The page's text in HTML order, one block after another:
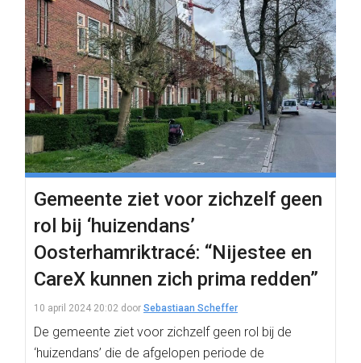
Gemeente ziet voor zichzelf geen
rol bij ‘huizendans’
Oosterhamriktracé: “Nijestee en
CareX kunnen zich prima redden”
10 april 2024 20:02 door Sebastiaan Scheffer
De gemeente ziet voor zichzelf geen rol bij de
‘huizendans’ die de afgelopen periode de